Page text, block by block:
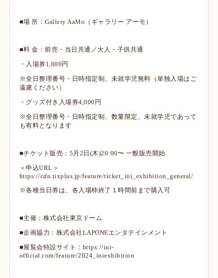
■場 所：Gallery AaMo（ギャラリー アーモ）
■料 金：前売・当日共通／大人・子供共通
・入場券1,800円
※全日整理番号・日時指定制、未就学児無料（単独入場はご
遠慮ください）
・グッズ付き入場券4,000円
※全日整理番号・日時指定制、数量限定、未就学児であって
も有料となります
■チケット販売：5月2日(木)20:00〜 一般販売開始
＜申込URL＞
https://cdn.tixplus.jp/feature/ticket_ini_exhibition_general/
※各種当日券は、各入場枠終了１時間前まで購入可
■主催：株式会社東京ドーム
■企画協力：株式会社LAPONEエンタテインメント
■展覧会特設サイト： https://ini-
official.com/feature/2024_iniexhibition